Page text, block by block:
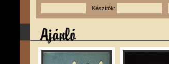
Készítők: